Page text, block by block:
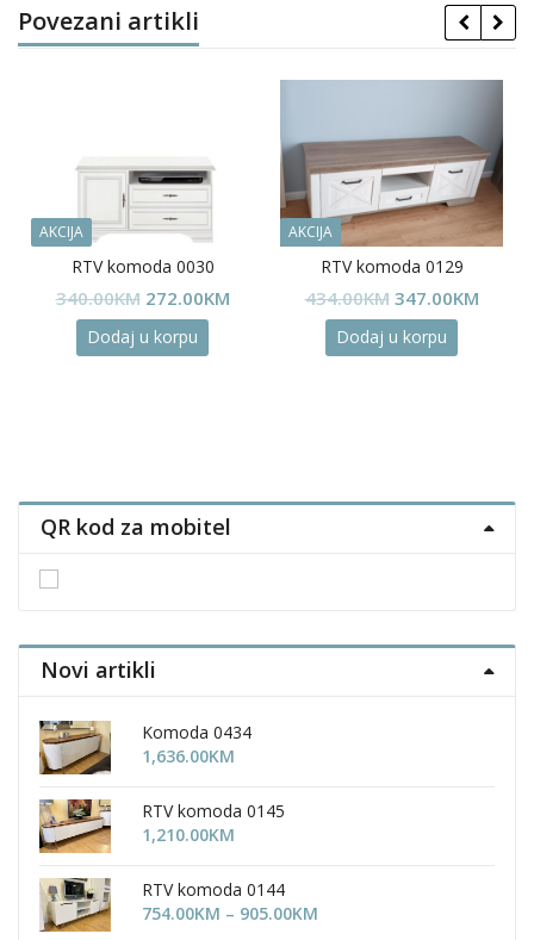
Povezani artikli
AKCIJA
RTV komoda 0030
340.00KM Original
price
was:
272.00KMCurrent
Dodaj u korpu
AKCIJA
RTV komoda 0129
434.00KM Original
price
was:
347.00KM
Dodaj u korpu
QR kod za mobitel
Novi artikli
Komoda 0434
1,636.00KM
RTV komoda 0145
1,210.00KM
RTV komoda 0144
754.00KM – 905.00KM